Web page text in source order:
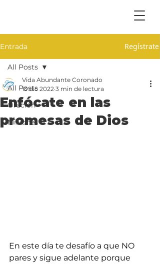
Entrada Regístrate
All Posts
Oración
Misiones
All Posts
Enfócate en las
promesas de Dios
Vida Abundante Coronado
13 dic 2022 3 min de lectura
En este día te desafío a que NO
pares y sigue adelante porque